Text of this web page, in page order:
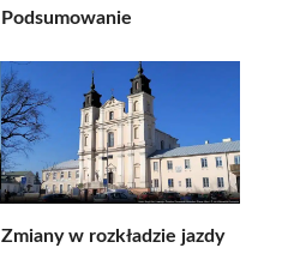
Podsumowanie
Zmiany w rozkładzie jazdy